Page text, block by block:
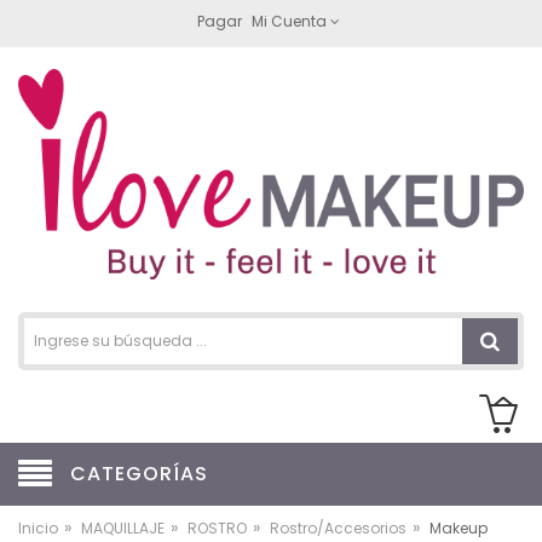
Pagar Mi Cuenta
CATEGORÍAS
Inicio » MAQUILLAJE » ROSTRO » Rostro/Accesorios » Makeup